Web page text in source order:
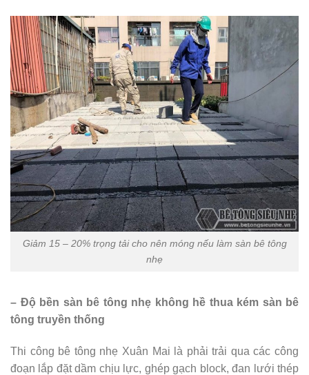
Giảm 15 – 20% trọng tải cho nên móng nếu làm sàn bê tông
nhẹ
– Độ bền sàn bê tông nhẹ không hề thua kém sàn bê
tông truyền thống
Thi công bê tông nhẹ Xuân Mai là phải trải qua các công
đoạn lắp đặt dầm chịu lực, ghép gạch block, đan lưới thép